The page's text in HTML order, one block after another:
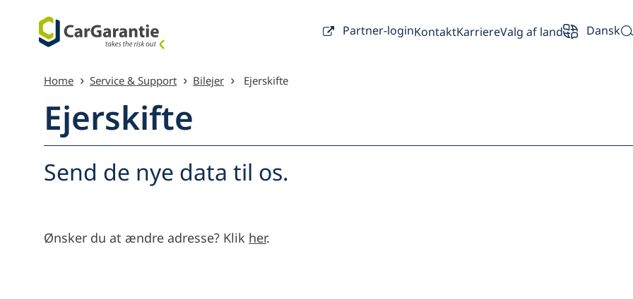
Spring til indhold
Partner-loginKontaktKarriereValg af land Dansk
Menu oversigt
Home Service & Support Bilejer Ejerskifte
Ejerskifte
Send de nye data til os.
Ønsker du at ændre adresse? Klik her.